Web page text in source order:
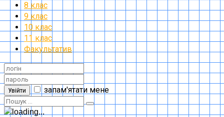
8 клас
9 клас
10 клас
11 клас
Факультатив
Увійти запам'ятати мене